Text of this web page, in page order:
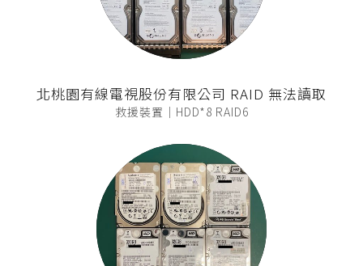
北桃園有線電視股份有限公司 RAID 無法讀取
救援裝置｜HDD*8 RAID6